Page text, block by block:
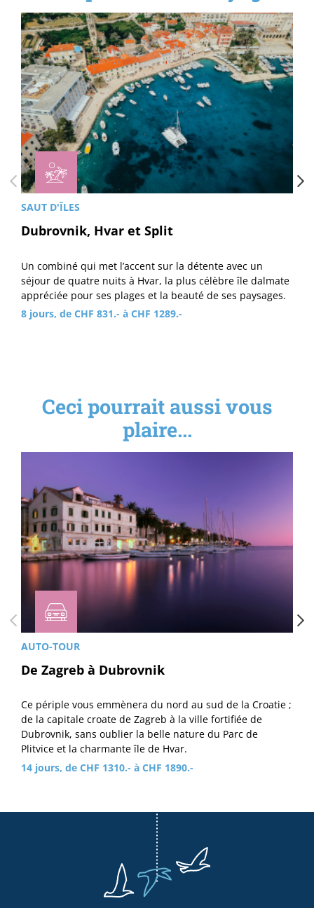
SAUT D'ÎLES
Dubrovnik, Hvar et Split
Un combiné qui met l’accent sur la détente avec un
séjour de quatre nuits à Hvar, la plus célèbre île dalmate
appréciée pour ses plages et la beauté de ses paysages.
8 jours, de CHF 831.- à CHF 1289.-
Ceci pourrait aussi vous
plaire...
AUTO-TOUR
De Zagreb à Dubrovnik
Ce périple vous emmènera du nord au sud de la Croatie ;
de la capitale croate de Zagreb à la ville fortifiée de
Dubrovnik, sans oublier la belle nature du Parc de
Plitvice et la charmante île de Hvar.
14 jours, de CHF 1310.- à CHF 1890.-